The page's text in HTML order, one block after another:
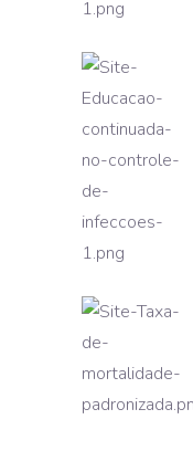
a
de
incidentes
e
eventos
adversos
[Artigo]
Educação
continuada
no
controle
de
infecções:
indicadores
em
aprendizado
[Artigo]
Taxa
de
Mortalidade